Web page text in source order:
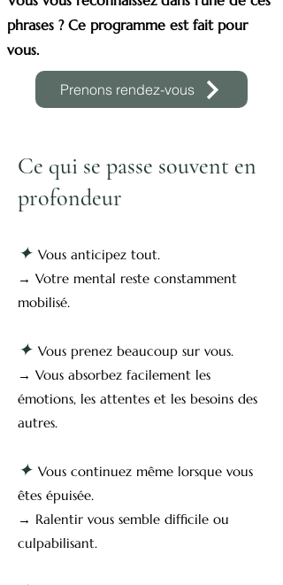
phrases ? Ce programme est fait pour
vous.
Prenons rendez-vous
Ce qui se passe souvent en
profondeur
✦ Vous anticipez tout.
→ Votre mental reste constamment
mobilisé.
✦ Vous prenez beaucoup sur vous.
→ Vous absorbez facilement les
émotions, les attentes et les besoins des
autres.
✦ Vous continuez même lorsque vous
êtes épuisée.
→ Ralentir vous semble difficile ou
culpabilisant.